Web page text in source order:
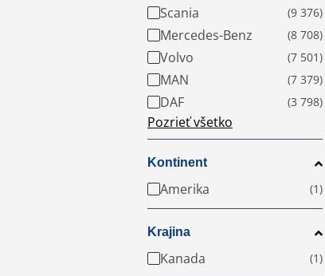
Scania
Mercedes-Benz
Volvo
MAN
DAF
Pozrieť všetko
Kontinent
Amerika
Krajina
Kanada